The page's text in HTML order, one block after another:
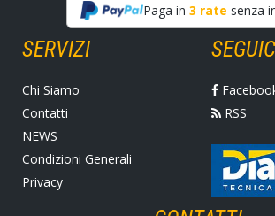
Paga in 3 rate senza
SERVIZI
Chi Siamo
Contatti
NEWS
Condizioni Generali
Privacy
RSS